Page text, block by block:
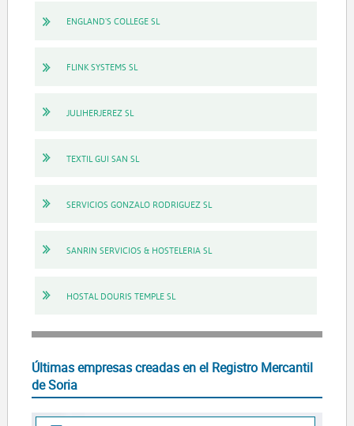
ENGLAND'S COLLEGE SL
FLINK SYSTEMS SL
JULIHERJEREZ SL
TEXTIL GUI SAN SL
SERVICIOS GONZALO RODRIGUEZ SL
SANRIN SERVICIOS & HOSTELERIA SL
HOSTAL DOURIS TEMPLE SL
Últimas empresas creadas en el Registro Mercantil
de Soria